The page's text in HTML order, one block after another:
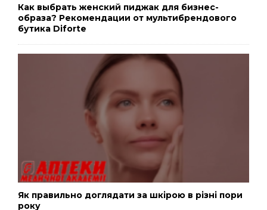
Как выбрать женский пиджак для бизнес-
образа? Рекомендации от мультибрендового
бутика Diforte
Як правильно доглядати за шкірою в різні пори
року